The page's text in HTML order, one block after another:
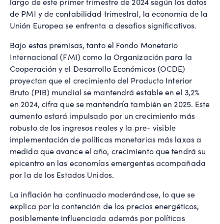
de PMI y de contabilidad trimestral, la economía de la
Unión Europea se enfrenta a desafíos significativos.
Bajo estas premisas, tanto el Fondo Monetario
Internacional (FMI) como la Organización para la
Cooperación y el Desarrollo Económicos (OCDE)
proyectan que el crecimiento del Producto Interior
Bruto (PIB) mundial se mantendrá estable en el 3,2%
en 2024, cifra que se mantendría también en 2025. Este
aumento estará impulsado por un crecimiento más
robusto de los ingresos reales y la pre- visible
implementación de políticas monetarias más laxas a
medida que avance el año, crecimiento que tendrá su
epicentro en las economías emergentes acompañada
por la de los Estados Unidos.
La inflación ha continuado moderándose, lo que se
explica por la contención de los precios energéticos,
posiblemente influenciada además por políticas